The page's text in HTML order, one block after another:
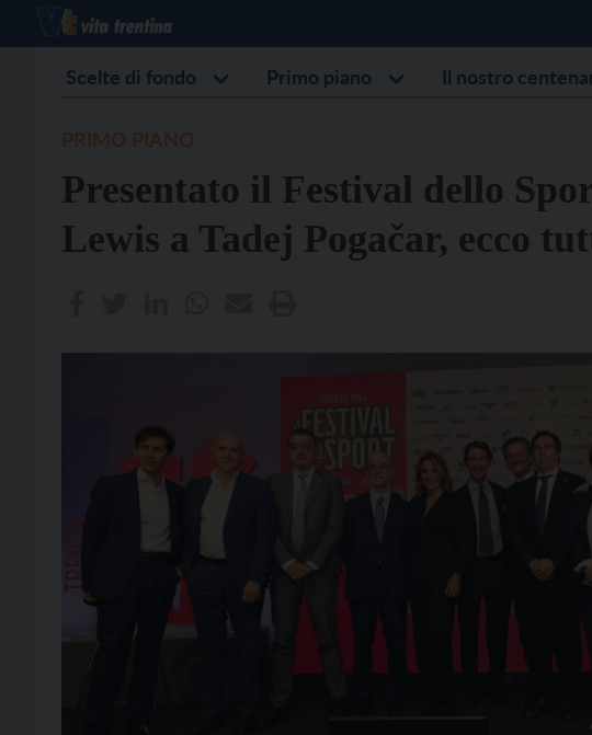
Scelte di fondo Primo piano Il nostro
Presentato il Festival dello
Lewis a Tadej Pogačar, ecco